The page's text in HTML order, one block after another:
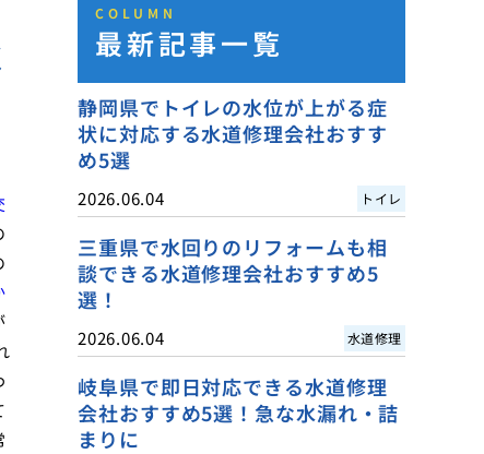
COLUMN
最新記事一覧
静岡県でトイレの水位が上がる症
状に対応する水道修理会社おすす
め5選
2026.06.04 トイレ
三重県で水回りのリフォームも相
談できる水道修理会社おすすめ5
選！
2026.06.04 水道修理
岐阜県で即日対応できる水道修理
会社おすすめ5選！急な水漏れ・詰
まりに